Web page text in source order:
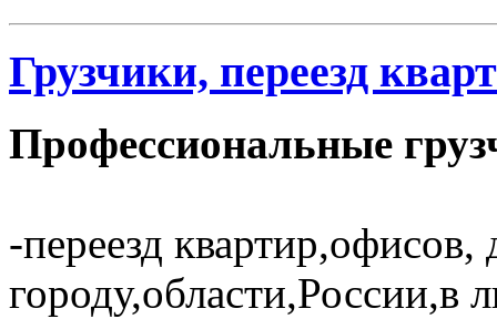
Грузчики, переезд
Профессиональные
-переезд
городу,области,России,в